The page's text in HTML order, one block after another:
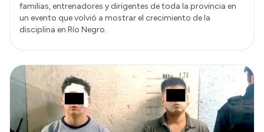
familias, entrenadores y dirigentes de toda la provincia en
un evento que volvió a mostrar el crecimiento de la
disciplina en Río Negro.